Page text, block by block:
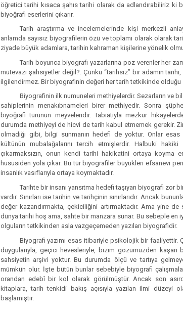
öğretici tarihi kısaca şahıs tarihi olarak da adlandırabiliriz ki
biyoğrafi eserlerini çıkarır.
Tarih araştırma ve incelemelerinde kişi merkezli
anlamda sayısız biyografilerin özü ve toplamı olarak olarak
ziyade büyük adamlara, tarihin kahraman kişilerine yönelik
Tarih boyunca biyografi yazarlarına poz verenler her
mütevazi şahsiyetler değil?. Çünkü “tarihsiz” bir adamın
ilgilendirmez. Bir biyografinin değeri her tarih tetkikinde
Biyografinin ilk numuneleri methiyelerdir. Sezarların ve
sahiplerinin menakıbnameleri birer methiyedir. Sonra
biyoğrafi türünün meyveleridir. Tabiatıyla mezkur
durumda methiyeyi de hicvi de tarih kabul etmemek gerekir.
olmadığı gibi, bilgi sunmanın hedefi de yoktur. Onlar
kültünün mubalağalarını tercih etmişlerdir. Halbuki
çıkarmaksızın, onun kendi tarihi hakikatini ortaya koyma
hususiden yola çıkar. Bu tür biyografiler büyükleri efsanevi
insanlık vasıflarıyla ortaya koymaktadır.
Tarihte bir insanı yansıtma hedefi taşıyan biyografi zor
vardır. Sınırları ise tarihin ve tarihçinin sınırlarıdır. Ancak
değer kazandırmakta, çekiciliğini artırmaktadır. Ama yine
dünya tarihi hoş ama, sahte bir manzara sunar. Bu sebeple en
olguların tetkikinden asla vazgeçemeden yazılan biyografidir.
Biyografi yazımı esas itibariyle psikolojik bir faaliyettir.
duygularıyla, geçici hevesleriyle, bizim gözümüzden kaşan
sahsiyetin arşivi yoktur. Bu durumda ölçü ve tartıya
mümkün olur. İşte bütün bunlar sebebiyle biyografi
orandan edebî bir kol olarak görülmüştür. Ancak son
kitaplara, tarih tenkidi bakış açısıyla yazılan ilmi düzeyi
başlamıştır.